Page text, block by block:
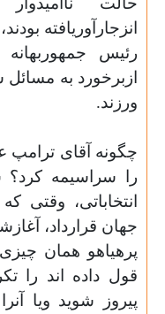
انزجارآوریافته
رئیس
ازبرخورد به
ورزند.
چگونه آقای
را سراسیمه کرد؟
انتخاباتی، وقتی
جهان قرارداد،
پرهیاهو همان
قول داده اند را
پیروز شوید ویا